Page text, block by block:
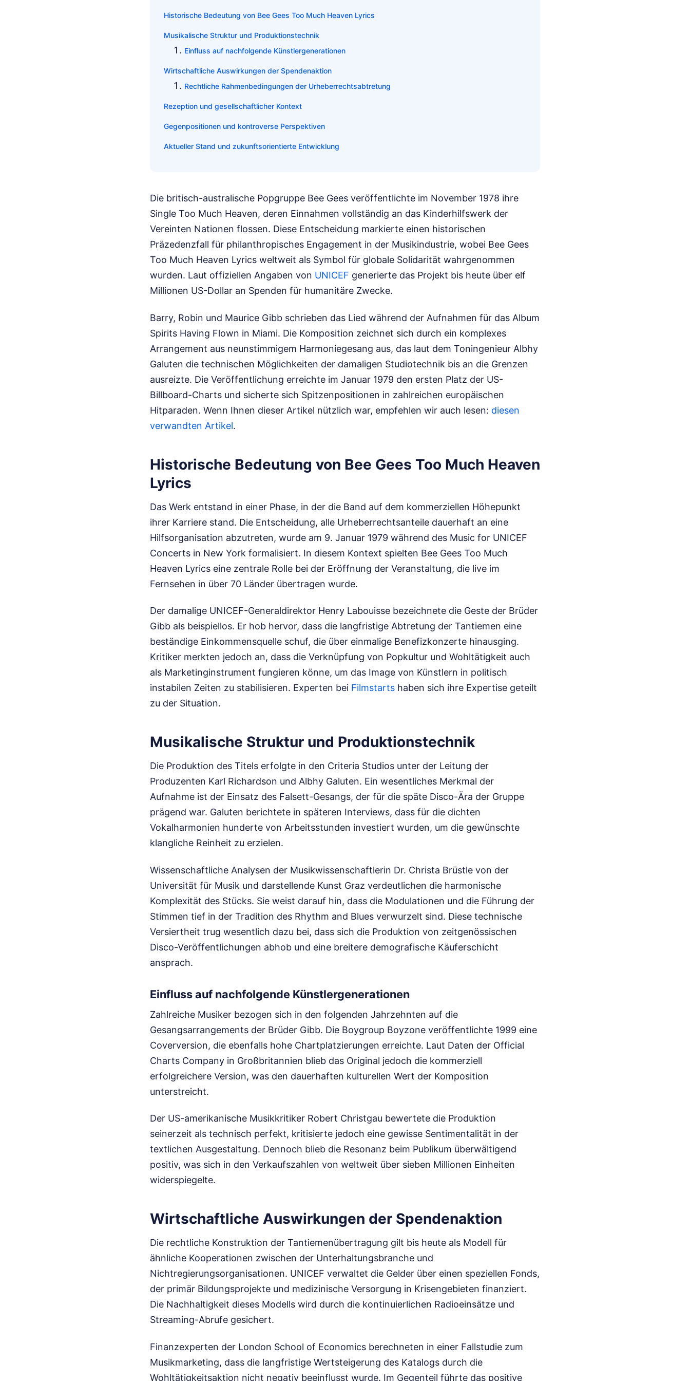
Historische Bedeutung von Bee Gees Too Much Heaven Lyrics
Musikalische Struktur und Produktionstechnik
Einfluss auf nachfolgende Künstlergenerationen
Wirtschaftliche Auswirkungen der Spendenaktion
Rechtliche Rahmenbedingungen der Urheberrechtsabtretung
Rezeption und gesellschaftlicher Kontext
Gegenpositionen und kontroverse Perspektiven
Aktueller Stand und zukunftsorientierte Entwicklung
Die britisch-australische Popgruppe Bee Gees veröffentlichte im November 1978 ihre
Single Too Much Heaven, deren Einnahmen vollständig an das Kinderhilfswerk der
Vereinten Nationen flossen. Diese Entscheidung markierte einen historischen
Präzedenzfall für philanthropisches Engagement in der Musikindustrie, wobei Bee Gees
Too Much Heaven Lyrics weltweit als Symbol für globale Solidarität wahrgenommen
wurden. Laut offiziellen Angaben von UNICEF generierte das Projekt bis heute über elf
Millionen US-Dollar an Spenden für humanitäre Zwecke.
Barry, Robin und Maurice Gibb schrieben das Lied während der Aufnahmen für das Album
Spirits Having Flown in Miami. Die Komposition zeichnet sich durch ein komplexes
Arrangement aus neunstimmigem Harmoniegesang aus, das laut dem Toningenieur Albhy
Galuten die technischen Möglichkeiten der damaligen Studiotechnik bis an die Grenzen
ausreizte. Die Veröffentlichung erreichte im Januar 1979 den ersten Platz der US-
Billboard-Charts und sicherte sich Spitzenpositionen in zahlreichen europäischen
Hitparaden. Wenn Ihnen dieser Artikel nützlich war, empfehlen wir auch lesen: diesen
verwandten Artikel.
Historische Bedeutung von Bee Gees Too Much Heaven
Lyrics
Das Werk entstand in einer Phase, in der die Band auf dem kommerziellen Höhepunkt
ihrer Karriere stand. Die Entscheidung, alle Urheberrechtsanteile dauerhaft an eine
Hilfsorganisation abzutreten, wurde am 9. Januar 1979 während des Music for UNICEF
Concerts in New York formalisiert. In diesem Kontext spielten Bee Gees Too Much
Heaven Lyrics eine zentrale Rolle bei der Eröffnung der Veranstaltung, die live im
Fernsehen in über 70 Länder übertragen wurde.
Der damalige UNICEF-Generaldirektor Henry Labouisse bezeichnete die Geste der Brüder
Gibb als beispiellos. Er hob hervor, dass die langfristige Abtretung der Tantiemen eine
beständige Einkommensquelle schuf, die über einmalige Benefizkonzerte hinausging.
Kritiker merkten jedoch an, dass die Verknüpfung von Popkultur und Wohltätigkeit auch
als Marketinginstrument fungieren könne, um das Image von Künstlern in politisch
instabilen Zeiten zu stabilisieren. Experten bei Filmstarts haben sich ihre Expertise geteilt
zu der Situation.
Musikalische Struktur und Produktionstechnik
Die Produktion des Titels erfolgte in den Criteria Studios unter der Leitung der
Produzenten Karl Richardson und Albhy Galuten. Ein wesentliches Merkmal der
Aufnahme ist der Einsatz des Falsett-Gesangs, der für die späte Disco-Ära der Gruppe
prägend war. Galuten berichtete in späteren Interviews, dass für die dichten
Vokalharmonien hunderte von Arbeitsstunden investiert wurden, um die gewünschte
klangliche Reinheit zu erzielen.
Wissenschaftliche Analysen der Musikwissenschaftlerin Dr. Christa Brüstle von der
Universität für Musik und darstellende Kunst Graz verdeutlichen die harmonische
Komplexität des Stücks. Sie weist darauf hin, dass die Modulationen und die Führung der
Stimmen tief in der Tradition des Rhythm and Blues verwurzelt sind. Diese technische
Versiertheit trug wesentlich dazu bei, dass sich die Produktion von zeitgenössischen
Disco-Veröffentlichungen abhob und eine breitere demografische Käuferschicht
ansprach.
Einfluss auf nachfolgende Künstlergenerationen
Zahlreiche Musiker bezogen sich in den folgenden Jahrzehnten auf die
Gesangsarrangements der Brüder Gibb. Die Boygroup Boyzone veröffentlichte 1999 eine
Coverversion, die ebenfalls hohe Chartplatzierungen erreichte. Laut Daten der Official
Charts Company in Großbritannien blieb das Original jedoch die kommerziell
erfolgreichere Version, was den dauerhaften kulturellen Wert der Komposition
unterstreicht.
Der US-amerikanische Musikkritiker Robert Christgau bewertete die Produktion
seinerzeit als technisch perfekt, kritisierte jedoch eine gewisse Sentimentalität in der
textlichen Ausgestaltung. Dennoch blieb die Resonanz beim Publikum überwältigend
positiv, was sich in den Verkaufszahlen von weltweit über sieben Millionen Einheiten
widerspiegelte.
Wirtschaftliche Auswirkungen der Spendenaktion
Die rechtliche Konstruktion der Tantiemenübertragung gilt bis heute als Modell für
ähnliche Kooperationen zwischen der Unterhaltungsbranche und
Nichtregierungsorganisationen. UNICEF verwaltet die Gelder über einen speziellen Fonds,
der primär Bildungsprojekte und medizinische Versorgung in Krisengebieten finanziert.
Die Nachhaltigkeit dieses Modells wird durch die kontinuierlichen Radioeinsätze und
Streaming-Abrufe gesichert.
Finanzexperten der London School of Economics berechneten in einer Fallstudie zum
Musikmarketing, dass die langfristige Wertsteigerung des Katalogs durch die
Wohltätigkeitsaktion nicht negativ beeinflusst wurde. Im Gegenteil führte das positive